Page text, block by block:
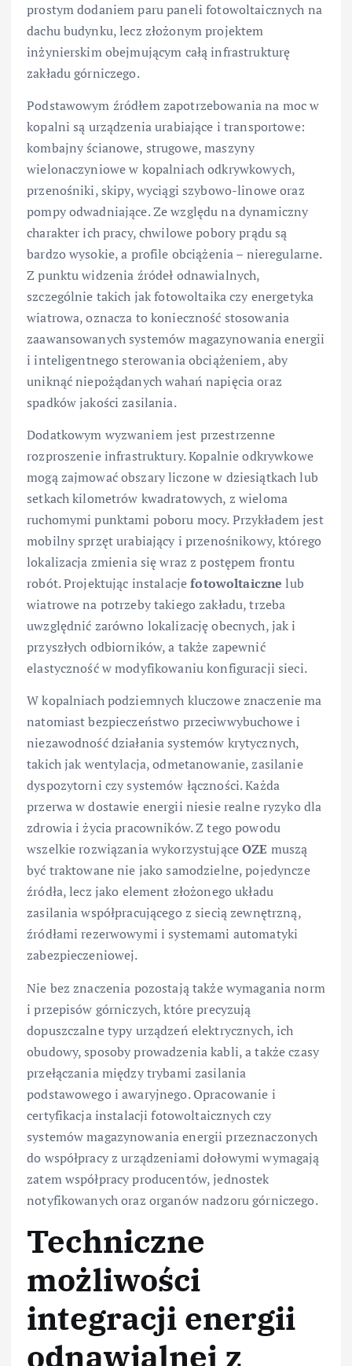
prostym dodaniem paru paneli fotowoltaicznych na
dachu budynku, lecz złożonym projektem
inżynierskim obejmującym całą infrastrukturę
zakładu górniczego.
Podstawowym źródłem zapotrzebowania na moc w
kopalni są urządzenia urabiające i transportowe:
kombajny ścianowe, strugowe, maszyny
wielonaczyniowe w kopalniach odkrywkowych,
przenośniki, skipy, wyciągi szybowo-linowe oraz
pompy odwadniające. Ze względu na dynamiczny
charakter ich pracy, chwilowe pobory prądu są
bardzo wysokie, a profile obciążenia – nieregularne.
Z punktu widzenia źródeł odnawialnych,
szczególnie takich jak fotowoltaika czy energetyka
wiatrowa, oznacza to konieczność stosowania
zaawansowanych systemów magazynowania energii
i inteligentnego sterowania obciążeniem, aby
uniknąć niepożądanych wahań napięcia oraz
spadków jakości zasilania.
Dodatkowym wyzwaniem jest przestrzenne
rozproszenie infrastruktury. Kopalnie odkrywkowe
mogą zajmować obszary liczone w dziesiątkach lub
setkach kilometrów kwadratowych, z wieloma
ruchomymi punktami poboru mocy. Przykładem jest
mobilny sprzęt urabiający i przenośnikowy, którego
lokalizacja zmienia się wraz z postępem frontu
robót. Projektując instalacjefotowoltaiczne lub
wiatrowe na potrzeby takiego zakładu, trzeba
uwzględnić zarówno lokalizację obecnych, jak i
przyszłych odbiorników, a także zapewnić
elastyczność w modyfikowaniu konfiguracji sieci.
W kopalniach podziemnych kluczowe znaczenie ma
natomiast bezpieczeństwo przeciwwybuchowe i
niezawodność działania systemów krytycznych,
takich jak wentylacja, odmetanowanie, zasilanie
dyspozytorni czy systemów łączności. Każda
przerwa w dostawie energii niesie realne ryzyko dla
zdrowia i życia pracowników. Z tego powodu
wszelkie rozwiązania wykorzystująceOZE muszą
być traktowane nie jako samodzielne, pojedyncze
źródła, lecz jako element złożonego układu
zasilania współpracującego z siecią zewnętrzną,
źródłami rezerwowymi i systemami automatyki
zabezpieczeniowej.
Nie bez znaczenia pozostają także wymagania norm
i przepisów górniczych, które precyzują
dopuszczalne typy urządzeń elektrycznych, ich
obudowy, sposoby prowadzenia kabli, a także czasy
przełączania między trybami zasilania
podstawowego i awaryjnego. Opracowanie i
certyfikacja instalacji fotowoltaicznych czy
systemów magazynowania energii przeznaczonych
do współpracy z urządzeniami dołowymi wymagają
zatem współpracy producentów, jednostek
notyfikowanych oraz organów nadzoru górniczego.
Techniczne
możliwości
integracji energii
odnawialnej z